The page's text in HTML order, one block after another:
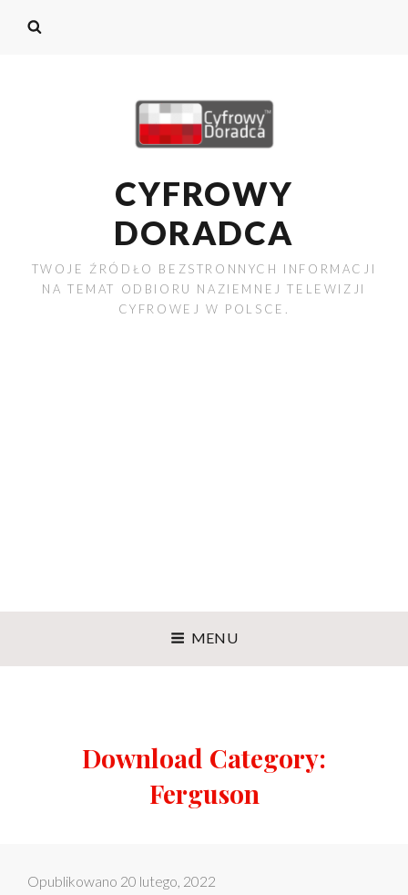
CYFROWY
DORADCA
TWOJE ŹRÓDŁO BEZSTRONNYCH INFORMACJI
NA TEMAT ODBIORU NAZIEMNEJ TELEWIZJI
CYFROWEJ W POLSCE.
MENU
Download Category:
Ferguson
Opublikowano 20 lutego, 2022